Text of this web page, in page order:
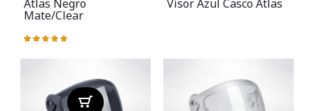
Atlas Negro
Mate/Clear
Valoración:
Visor Azul Casco Atlas